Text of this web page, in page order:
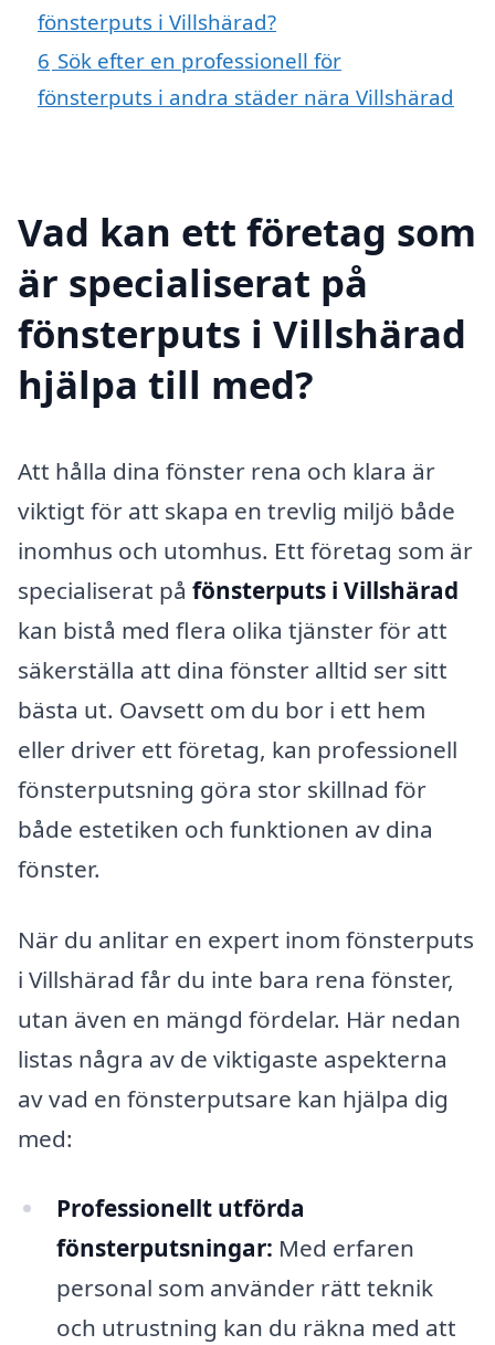
fönsterputs i Villshärad?
6 Sök efter en professionell för
fönsterputs i andra städer nära Villshärad
Vad kan ett företag som
är specialiserat på
fönsterputs i Villshärad
hjälpa till med?
Att hålla dina fönster rena och klara är
viktigt för att skapa en trevlig miljö både
inomhus och utomhus. Ett företag som är
specialiserat på fönsterputs i Villshärad
kan bistå med flera olika tjänster för att
säkerställa att dina fönster alltid ser sitt
bästa ut. Oavsett om du bor i ett hem
eller driver ett företag, kan professionell
fönsterputsning göra stor skillnad för
både estetiken och funktionen av dina
fönster.
När du anlitar en expert inom fönsterputs
i Villshärad får du inte bara rena fönster,
utan även en mängd fördelar. Här nedan
listas några av de viktigaste aspekterna
av vad en fönsterputsare kan hjälpa dig
med:
Professionellt utförda
fönsterputsningar: Med erfaren
personal som använder rätt teknik
och utrustning kan du räkna med att